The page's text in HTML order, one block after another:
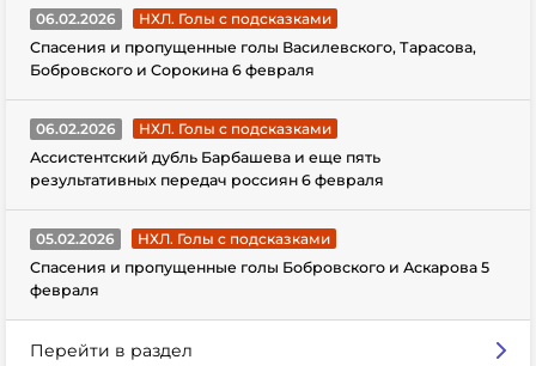
06.02.2026
НХЛ. Голы с подсказками
Спасения и пропущенные голы Василевского, Тарасова,
Бобровского и Сорокина 6 февраля
06.02.2026
НХЛ. Голы с подсказками
Ассистентский дубль Барбашева и еще пять
результативных передач россиян 6 февраля
05.02.2026
НХЛ. Голы с подсказками
Спасения и пропущенные голы Бобровского и Аскарова 5
февраля
Перейти в раздел